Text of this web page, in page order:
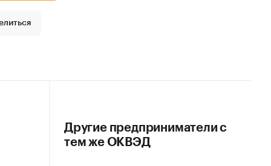
Другие предприниматели с
тем же ОКВЭД